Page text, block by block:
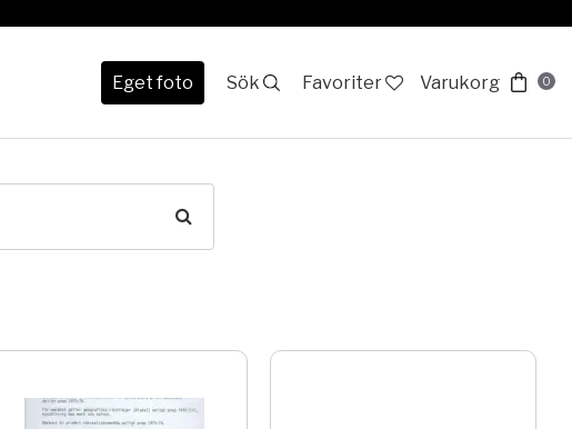
Eget foto Sök Favoriter Varukorg 0